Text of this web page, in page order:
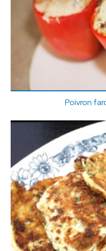
Poivron